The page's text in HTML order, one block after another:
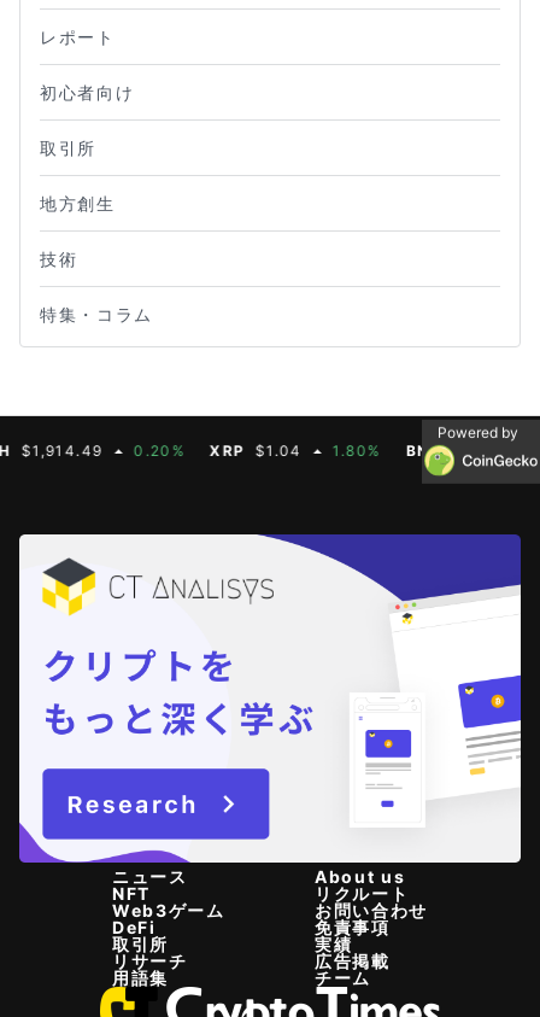
レポート
初心者向け
取引所
地方創生
技術
特集・コラム
0.20% XRP $1.04 1.80% BNB $603.21
Powered by
ニュース
NFT
Web3ゲーム
DeFi
取引所
リサーチ
用語集
About us
リクルート
お問い合わせ
免責事項
実績
広告掲載
チーム